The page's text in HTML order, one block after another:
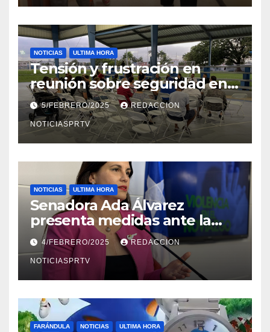
NOTICIAS ULTIMA HORA
Tensión y frustración en
reunión sobre seguridad en
Reparto Metropolitano
5/FEBRERO/2025 REDACCION
NOTICIASPRTV
NOTICIAS ULTIMA HORA
Senadora Ada Álvarez
presenta medidas ante la
violencia en el noviazgo
4/FEBRERO/2025 REDACCION
NOTICIASPRTV
FARÁNDULA NOTICIAS ULTIMA HORA